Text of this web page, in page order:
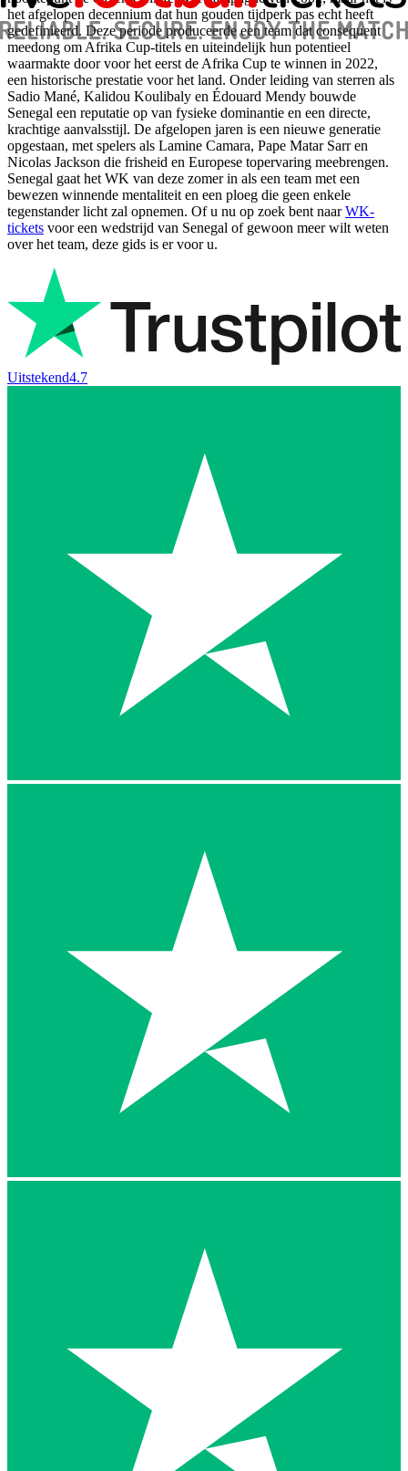
het afgelopen decennium dat hun gouden tijdperk pas echt heeft
gedefinieerd. Deze periode produceerde een team dat consequent
meedong om Afrika Cup-titels en uiteindelijk hun potentieel
waarmakte door voor het eerst de Afrika Cup te winnen in 2022,
een historische prestatie voor het land. Onder leiding van sterren als
Sadio Mané, Kalidou Koulibaly en Édouard Mendy bouwde
Senegal een reputatie op van fysieke dominantie en een directe,
krachtige aanvalsstijl. De afgelopen jaren is een nieuwe generatie
opgestaan, met spelers als Lamine Camara, Pape Matar Sarr en
Nicolas Jackson die frisheid en Europese topervaring meebrengen.
Senegal gaat het WK van deze zomer in als een team met een
bewezen winnende mentaliteit en een ploeg die geen enkele
tegenstander licht zal opnemen. Of u nu op zoek bent naarWK-
tickets voor een wedstrijd van Senegal of gewoon meer wilt weten
over het team, deze gids is er voor u.
Uitstekend4.7